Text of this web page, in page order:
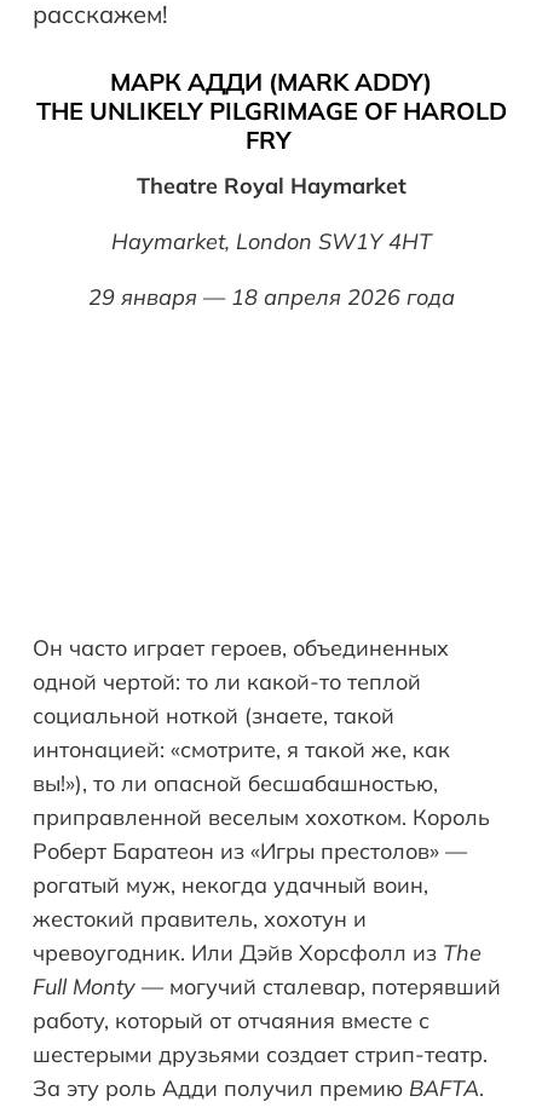
расскажем!
МАРК АДДИ (MARK ADDY)
THE UNLIKELY PILGRIMAGE OF HAROLD
FRY
Theatre Royal Haymarket
Haymarket, London SW1Y 4HT
29 января — 18 апреля 2026 года
Он часто играет героев, объединенных
одной чертой: то ли какой-то теплой
социальной ноткой (знаете, такой
интонацией: «смотрите, я такой же, как
вы!»), то ли опасной бесшабашностью,
приправленной веселым хохотком. Король
Роберт Баратеон из «Игры престолов» —
рогатый муж, некогда удачный воин,
жестокий правитель, хохотун и
чревоугодник. Или Дэйв Хорсфолл из The
Full Monty — могучий сталевар, потерявший
работу, который от отчаяния вместе с
шестерыми друзьями создает стрип-театр.
За эту роль Адди получил премию BAFTA.